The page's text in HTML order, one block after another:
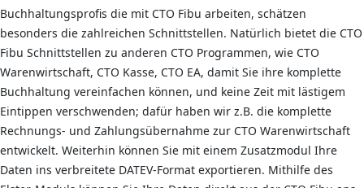
Buchhaltungsprofis die mit CTO Fibu arbeiten, schätzen
besonders die zahlreichen Schnittstellen. Natürlich bietet die CTO
Fibu Schnittstellen zu anderen CTO Programmen, wie CTO
Warenwirtschaft, CTO Kasse, CTO EA, damit Sie ihre komplette
Buchhaltung vereinfachen können, und keine Zeit mit lästigem
Eintippen verschwenden; dafür haben wir z.B. die komplette
Rechnungs- und Zahlungsübernahme zur CTO Warenwirtschaft
entwickelt. Weiterhin können Sie mit einem Zusatzmodul Ihre
Daten ins verbreitete DATEV-Format exportieren. Mithilfe des